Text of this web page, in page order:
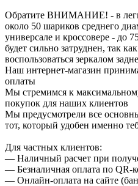
Обратите ВНИМАНИЕ! - в
около 50 шариков среднего
универсале и кроссовере - до
будет сильно затруднен, так
воспользоваться зеркалом
Наш интернет-магазин
оплаты
Мы стремимся к
покупок для наших клиентов
Мы предусмотрели все
тот, который удобен именно
Для частных клиентов:
— Наличный расчет при
— Безналичная оплата по QR-
— Онлайн-оплата на сайте